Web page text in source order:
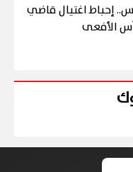
إحباط اغتيال قاضي